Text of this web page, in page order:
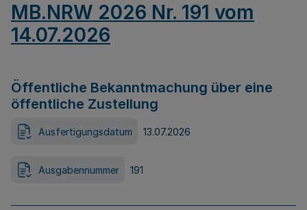
MB.NRW 2026 Nr. 191 vom
14.07.2026
Öffentliche Bekanntmachung über eine
öffentliche Zustellung
Ausfertigungsdatum 13.07.2026
Ausgabennummer 191